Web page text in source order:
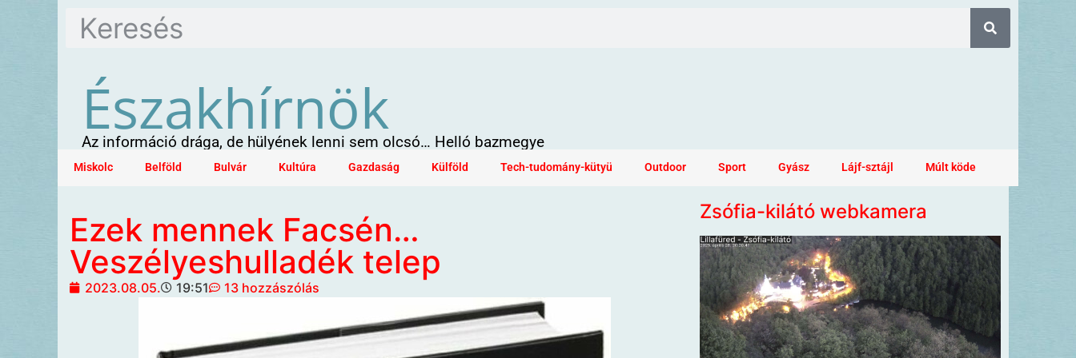
Északhírnök
Az információ drága, de hülyének lenni sem olcsó… Helló bazmegye
Miskolc Belföld Bulvár Kultúra Gazdaság Külföld Tech-tudomány-kütyü Outdoor Sport Gyász Lájf-sztájl Múlt köde
Ezek mennek Facsén…
Veszélyeshulladék telep
2023.08.05. 19:51 13 hozzászólás
Zsófia-kilátó webkamera